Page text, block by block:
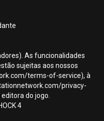
As funcionalidades
sujeitas aos nossos
terms-of-service), à
privacy-
do jogo.
4